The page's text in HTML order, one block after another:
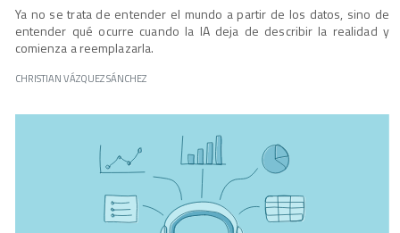
Ya no se trata de entender el mundo a partir de los datos, sino de
entender qué ocurre cuando la IA deja de describir la realidad y
comienza a reemplazarla.
CHRISTIAN VÁZQUEZ SÁNCHEZ